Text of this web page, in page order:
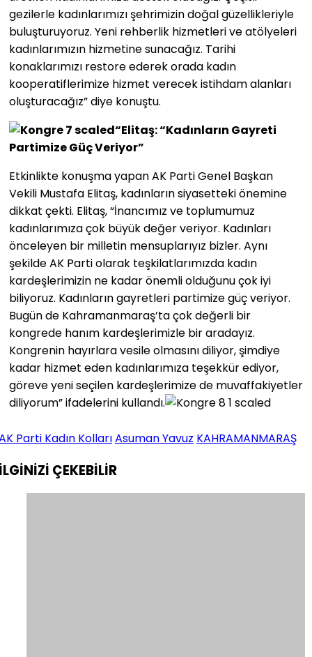
gezilerle kadınlarımızı şehrimizin doğal güzellikleriyle
buluşturuyoruz. Yeni rehberlik hizmetleri ve atölyeleri
kadınlarımızın hizmetine sunacağız. Tarihi
konaklarımızı restore ederek orada kadın
kooperatiflerimize hizmet verecek istihdam alanları
oluşturacağız” diye konuştu.
“Elitaş: “Kadınların Gayreti
Partimize Güç Veriyor”
Etkinlikte konuşma yapan AK Parti Genel Başkan
Vekili Mustafa Elitaş, kadınların siyasetteki önemine
dikkat çekti. Elitaş, “İnancımız ve toplumumuz
kadınlarımıza çok büyük değer veriyor. Kadınları
önceleyen bir milletin mensuplarıyız bizler. Aynı
şekilde AK Parti olarak teşkilatlarımızda kadın
kardeşlerimizin ne kadar önemli olduğunu çok iyi
biliyoruz. Kadınların gayretleri partimize güç veriyor.
Bugün de Kahramanmaraş’ta çok değerli bir
kongrede hanım kardeşlerimizle bir aradayız.
Kongrenin hayırlara vesile olmasını diliyor, şimdiye
kadar hizmet eden kadınlarımıza teşekkür ediyor,
göreve yeni seçilen kardeşlerimize de muvaffakiyetler
diliyorum” ifadelerini kullandı.
Parti Kadın KollarıAsuman Yavuz KAHRAMANMARAŞ
ÇEKEBİLİR